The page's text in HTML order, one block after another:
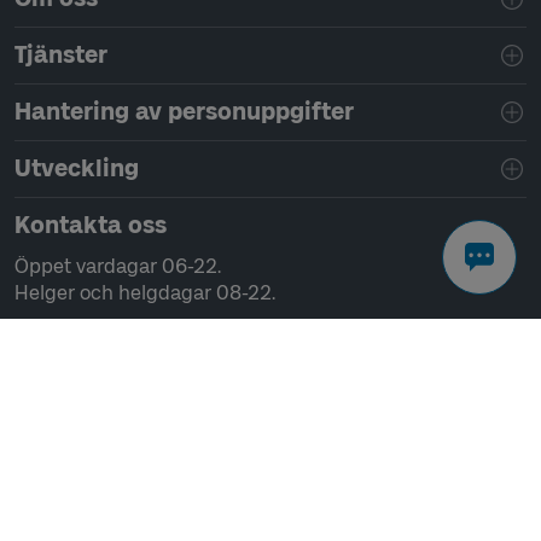
Tjänster
Hantering av personuppgifter
Utveckling
Kontakta oss
Öppet vardagar 06-22.
Helger och helgdagar 08-22.